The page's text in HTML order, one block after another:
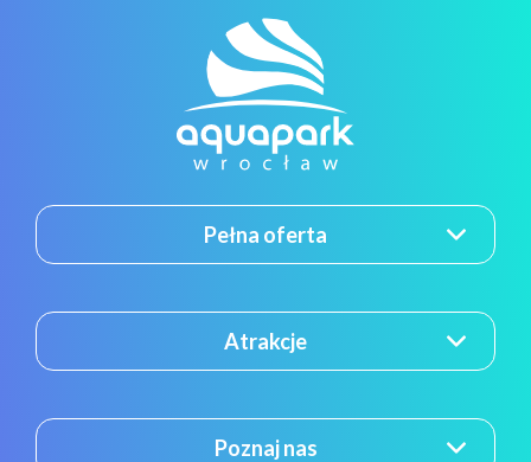
Pełna oferta
Atrakcje
Poznaj nas